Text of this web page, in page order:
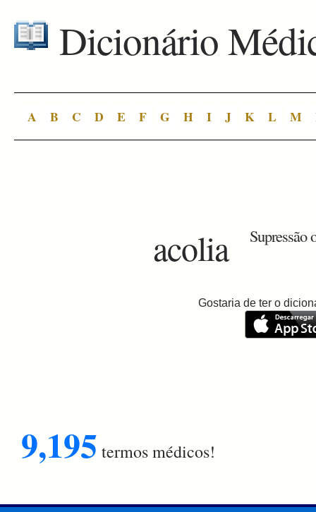
Dicionário
A B C D E F G H I J K L M
acolia Supressão
Gostaria de ter o
9,195 termos médicos!